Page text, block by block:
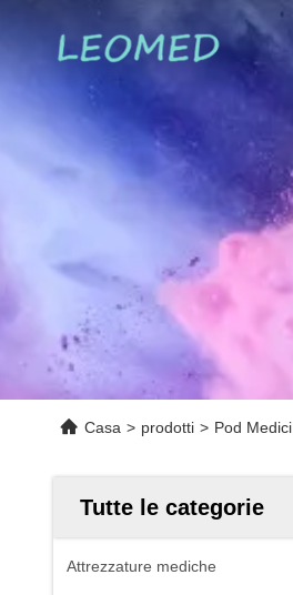
Casa > prodotti > Pod Medici
Tutte le categorie
Attrezzature mediche